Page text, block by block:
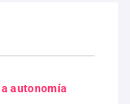
autonomía